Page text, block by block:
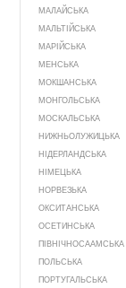
МАЛАЙСЬКА
МАЛЬТІЙСЬКА
МАРІЙСЬКА
МЕНСЬКА
МОКШАНСЬКА
МОНГОЛЬСЬКА
МОСКАЛЬСЬКА
НИЖНЬОЛУЖИЦЬКА
НІДЕРЛАНДСЬКА
НІМЕЦЬКА
НОРВЕЗЬКА
ОКСИТАНСЬКА
ОСЕТИНСЬКА
ПІВНІЧНОСААМСЬКА
ПОЛЬСЬКА
ПОРТУГАЛЬСЬКА